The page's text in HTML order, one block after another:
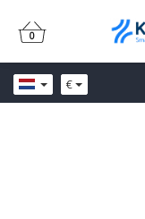
€
0
0